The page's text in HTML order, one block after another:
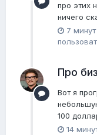
про этих
ничего
7
Про
Вот я
100
14